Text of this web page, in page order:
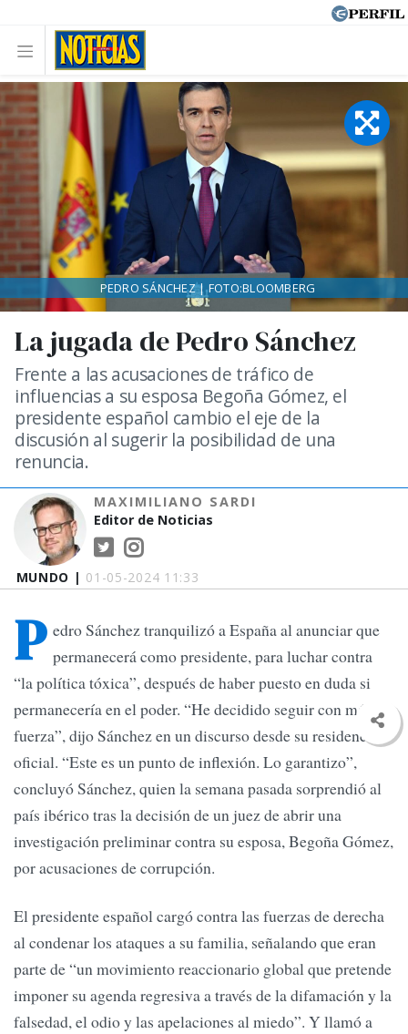
MUNDO | 01-05-2024 11:33
La jugada de Pedro Sánchez
Frente a las acusaciones de tráfico de
influencias a su esposa Begoña Gómez, el
presidente español cambio el eje de la
discusión al sugerir la posibilidad de una
renuncia.
MAXIMILIANO SARDI
Editor de Noticias
PEDRO SÁNCHEZ | FOTO:BLOOMBERG
P edro Sánchez tranquilizó a España al anunciar que
permanecerá como presidente, para luchar contra
“la política tóxica”, después de haber puesto en duda si
permanecería en el poder. “He decidido seguir con más
fuerza”, dijo Sánchez en un discurso desde su residencia
oficial. “Este es un punto de inflexión. Lo garantizo”,
concluyó Sánchez, quien la semana pasada sorprendió al
país ibérico tras la decisión de un juez de abrir una
investigación preliminar contra su esposa, Begoña Gómez,
por acusaciones de corrupción.
El presidente español cargó contra las fuerzas de derecha
al condenar los ataques a su familia, señalando que eran
parte de “un movimiento reaccionario global que pretende
imponer su agenda regresiva a través de la difamación y la
falsedad, el odio y las apelaciones al miedo”. Y llamó a